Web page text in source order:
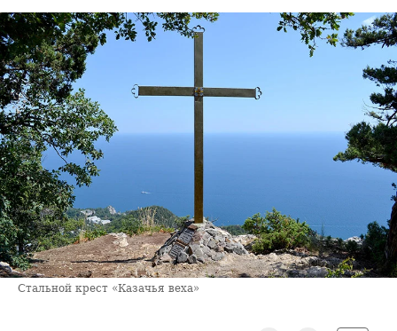
Стальной крест «Казачья веха»